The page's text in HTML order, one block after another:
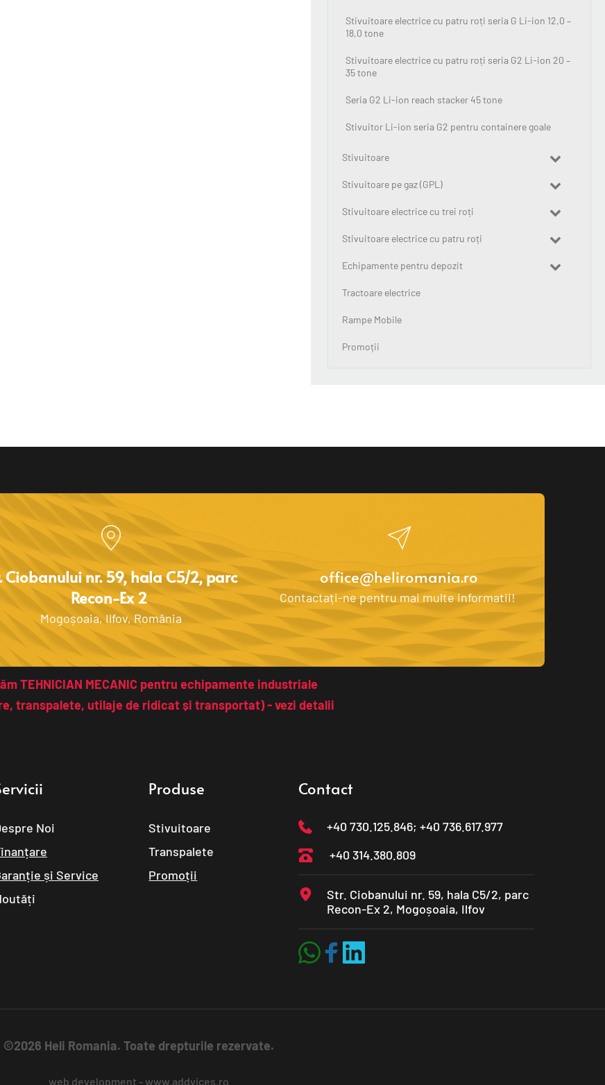
Stivuitoare electrice cu patru roți seria G Li-ion 12,0 –
18,0 tone
Stivuitoare electrice cu patru roți seria G2 Li-ion 20 –
35 tone
Seria G2 Li-ion reach stacker 45 tone
Stivuitor Li-ion seria G2 pentru containere goale
Stivuitoare
Stivuitoare pe gaz (GPL)
Stivuitoare electrice cu trei roți
Stivuitoare electrice cu patru roți
Echipamente pentru depozit
Tractoare electrice
Rampe Mobile
Promoții
Ciobanului nr. 59, hala C5/2, parc
Recon-Ex 2
Mogoșoaia, Ilfov, România
office@heliromania.ro
Contactați-ne pentru mai multe informatii!
TEHNICIAN MECANIC pentru echipamente industriale
transpalete, utilaje de ridicat și transportat) - vezi detalii
Noi
și Service
Produse
Stivuitoare
Transpalete
Promoții
Contact
+40 730.125.846; +40 736.617.977
+40 314.380.809
Str. Ciobanului nr. 59, hala C5/2, parc
Recon-Ex 2, Mogoșoaia, Ilfov
©2026 Heli Romania. Toate drepturile rezervate.
web development - www.addvices.ro